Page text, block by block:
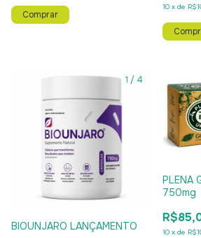
10 x de
1 / 4
BIOUNJARO LANÇAMENTO
PLENA
750mg
10 x de